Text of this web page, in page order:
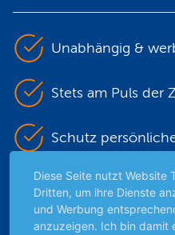
Unabhängig &
Stets am Puls der
Schutz
Sicher mit SSL-
Diese Seite nutzt Website
Dritten, um ihre Dienste
und Werbung
anzuzeigen. Ich bin damit